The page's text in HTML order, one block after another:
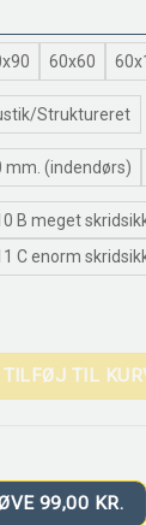
60x60
Struktureret
mm. (indendørs)
B meget
C enorm
TILFØJ TIL
99,00 KR.